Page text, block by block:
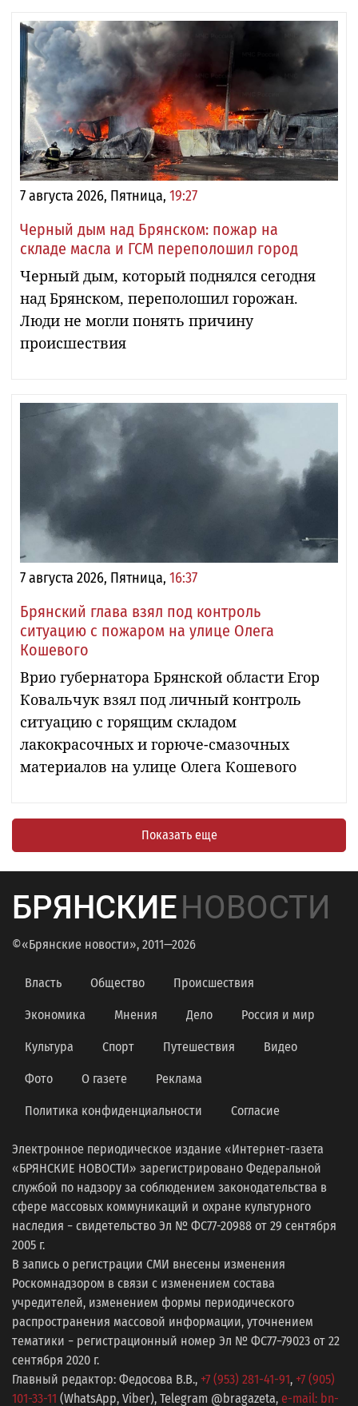
7 августа 2026, Пятница, 19:27
Черный дым над Брянском: пожар на
складе масла и ГСМ переполошил город
Черный дым, который поднялся сегодня
над Брянском, переполошил горожан.
Люди не могли понять причину
происшествия
7 августа 2026, Пятница, 16:37
Брянский глава взял под контроль
ситуацию с пожаром на улице Олега
Кошевого
Врио губернатора Брянской области Егор
Ковальчук взял под личный контроль
ситуацию с горящим складом
лакокрасочных и горюче-смазочных
материалов на улице Олега Кошевого
Показать еще
БРЯНСКИЕНОВОСТИ
©«Брянские новости», 2011—2026
Власть Общество Происшествия
Экономика Мнения Дело Россия и мир
Культура Спорт Путешествия Видео
Фото О газете Реклама
Политика конфиденциальности Согласие
Электронное периодическое издание «Интернет-газета
«БРЯНСКИЕ НОВОСТИ» зарегистрировано Федеральной
службой по надзору за соблюдением законодательства в
сфере массовых коммуникаций и охране культурного
наследия − свидетельство Эл № ФС77-20988 от 29 сентября
2005 г.
В запись о регистрации СМИ внесены изменения
Роскомнадзором в связи с изменением состава
учредителей, изменением формы периодического
распространения массовой информации, уточнением
тематики − регистрационный номер Эл № ФС77−79023 от 22
сентября 2020 г.
Главный редактор: Федосова В.В., +7 (953) 281-41-91, +7 (905)
101-33-11 (WhatsApp, Viber), Telegram @bragazeta, e-mail: bn-